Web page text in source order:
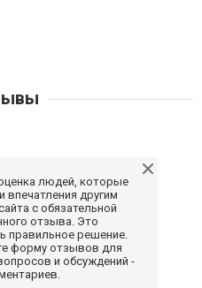
людей, которые
впечатления другим
с обязательной
отзыва. Это
правильное решение.
форму отзывов для
и обсуждений -